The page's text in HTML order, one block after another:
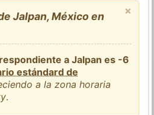
×
Jalpan, México en
a Jalpan es -6
estándard de
a la zona horaria
.